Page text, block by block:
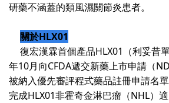
研藥不涵蓋的類風濕關節炎患者。
關於HLX01
復宏漢霖首個產品HLX01 （利妥昔
年10月向CFDA遞交新藥上市申請（
被納入優先審評程式藥品註冊申請名
完成HLX01非霍奇金淋巴瘤（NHL）